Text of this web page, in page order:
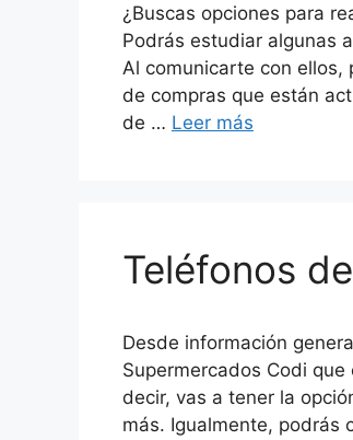
¿Buscas opciones para
Podrás estudiar algunas
Al comunicarte con ellos,
de compras que están
de … Leer más
Teléfonos
Desde información
Supermercados Codi
decir, vas a tener la
más. Igualmente, podrás